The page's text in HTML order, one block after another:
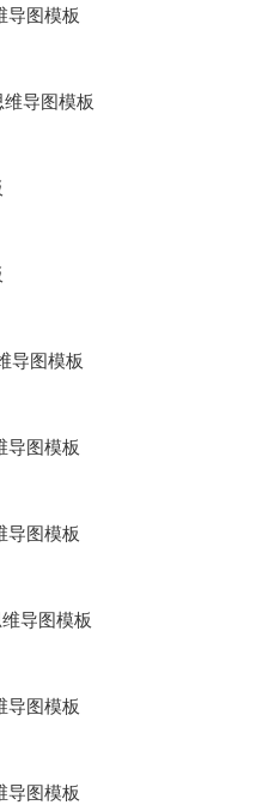
图模板
导图模板
导图模板
图模板
图模板
导图模板
图模板
图模板